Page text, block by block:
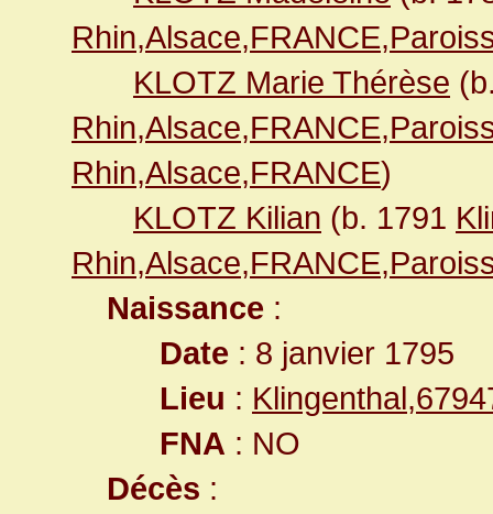
KLOTZ Marie Thérèse
Rhin,Alsace,FRANCE)
KLOTZ Kilian (b. 1791
Naissance :
Date : 8 janvier 1795
Lieu :
FNA : NO
Décès :